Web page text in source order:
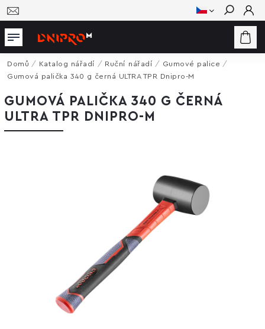
Hledat
Domů / Katalog nářadí / Ruční nářadí / Gumové palice /
Gumová palička 340 g černá ULTRA TPR Dnipro-M
GUMOVÁ PALIČKA 340 G ČERNÁ
ULTRA TPR DNIPRO-M